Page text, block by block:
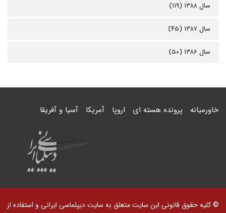
سال ۱۳۸۸ (۱۱۹)
سال ۱۳۸۷ (۴۵)
سال ۱۳۸۶ (۵۰)
خاورمیانه پرونده هسته ای اروپا آمریکا آسیا و آفریقا
© کلیه حقوق قانونی این سایت متعلق به سایت دیپلماسی ایرانی و استفاده از